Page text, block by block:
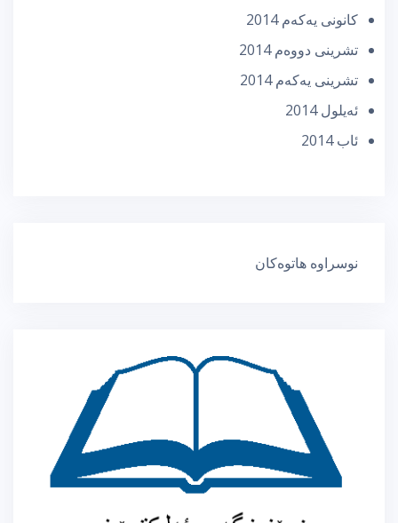
كانونی یه‌كه‌م 2014
تشرینی دووه‌م 2014
تشرینی یه‌كه‌م 2014
ئه‌یلول 2014
ئاب 2014
نوسراوە هاتوەکان